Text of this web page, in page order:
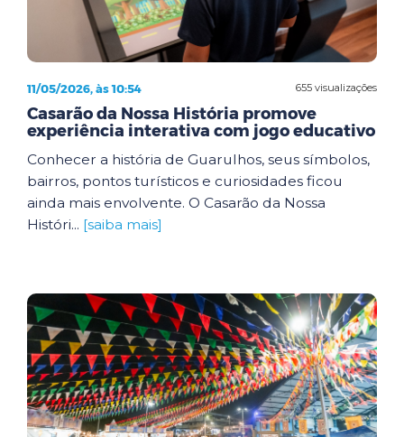
655 visualizações
11/05/2026, às 10:54
Casarão da Nossa História promove
experiência interativa com jogo educativo
Conhecer a história de Guarulhos, seus símbolos,
bairros, pontos turísticos e curiosidades ficou
ainda mais envolvente. O Casarão da Nossa
Históri... [saiba mais]